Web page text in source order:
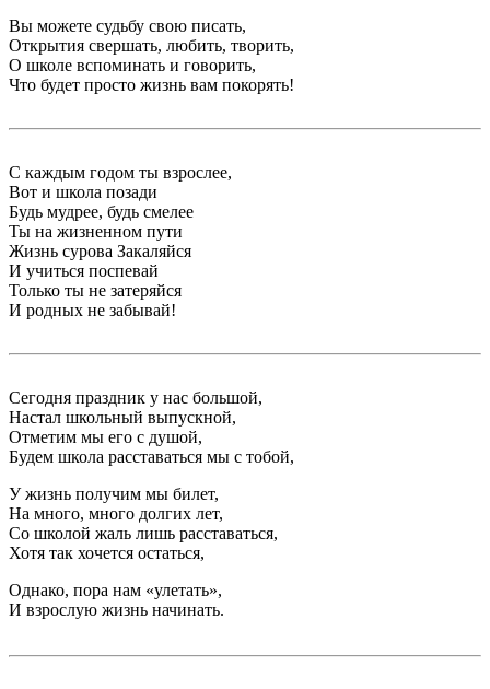
Вы можете судьбу свою писать,
Открытия свершать, любить, творить,
О школе вспоминать и говорить,
Что будет просто жизнь вам покорять!
С каждым годом ты взрослее,
Вот и школа позади
Будь мудрее, будь смелее
Ты на жизненном пути
Жизнь сурова Закаляйся
И учиться поспевай
Только ты не затеряйся
И родных не забывай!
Сегодня праздник у нас большой,
Настал школьный выпускной,
Отметим мы его с душой,
Будем школа расставаться мы с тобой,
У жизнь получим мы билет,
На много, много долгих лет,
Со школой жаль лишь расставаться,
Хотя так хочется остаться,
Однако, пора нам «улетать»,
И взрослую жизнь начинать.